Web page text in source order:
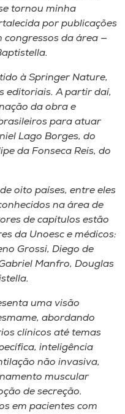
tornou minha
por publicações
congressos da área —
à Springer Nature,
editoriais. A partir daí,
da obra e
para atuar
Lago Borges, do
da Fonseca Reis, do
oito países, entre eles
na área de
de capítulos estão
da Unoesc e médicos:
Grossi, Diego de
Manfro, Douglas
uma visão
abordando
clínicos até temas
inteligência
não invasiva,
muscular
de secreção.
em pacientes com